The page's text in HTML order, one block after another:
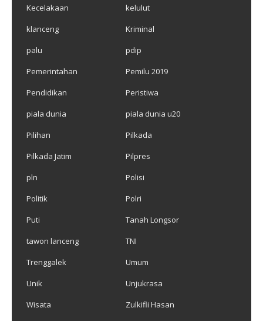
Kecelakaan
kelulut
klanceng
Kriminal
palu
pdip
Pemerintahan
Pemilu 2019
Pendidikan
Peristiwa
piala dunia
piala dunia u20
Pilihan
Pilkada
Pilkada Jatim
Pilpres
pln
Polisi
Politik
Polri
Puti
Tanah Longsor
tawon lanceng
TNI
Trenggalek
Umum
Unik
Unjukrasa
Wisata
Zulkifli Hasan